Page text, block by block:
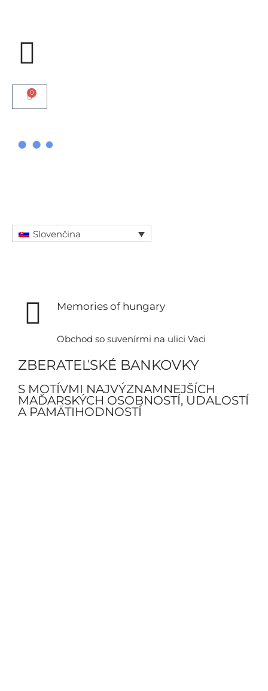
obsah
0
Slovenčina
Memories of hungary
Obchod so suvenírmi na ulici Vaci
ZBERATEĽSKÉ BANKOVKY
S MOTÍVMI NAJVÝZNAMNEJŠÍCH
MAĎARSKÝCH OSOBNOSTÍ, UDALOSTÍ
A PAMÄTIHODNOSTÍ